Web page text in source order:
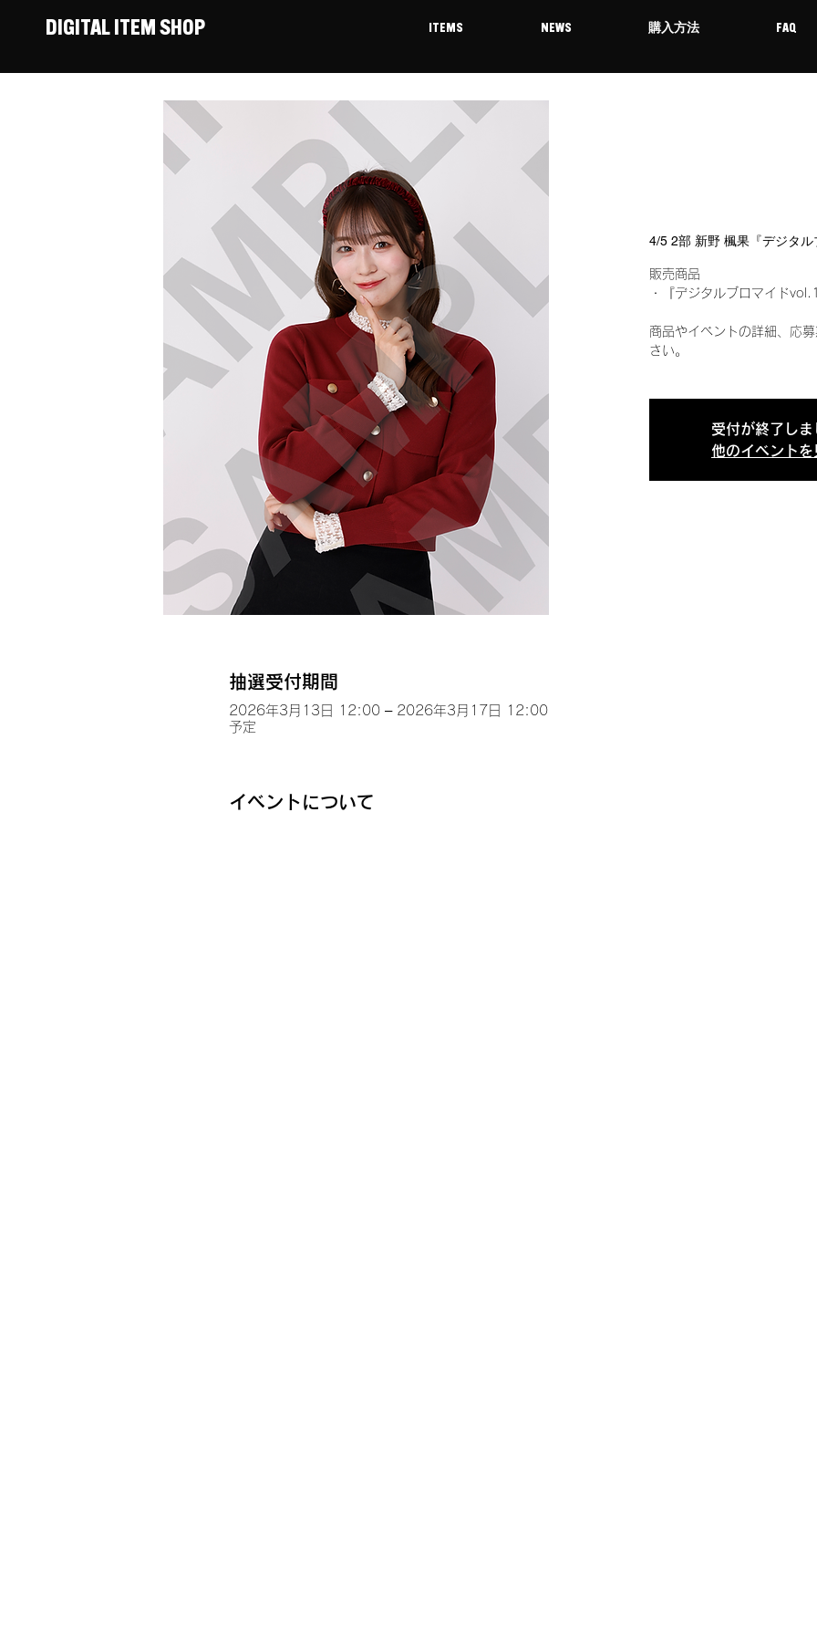
DIGITAL ITEM SHOP ITEMS NEWS 購入方法 FAQ
4/5 2部 新野 楓果『デジタ
販売商品
・『デジタルブロマイド
商品やイベントの詳細、応
さい。
受付が終了しま
他のイベントを
抽選受付期間
2026年3月13日 12:00 – 2026年3月17日 12:00
予定
イベントについて